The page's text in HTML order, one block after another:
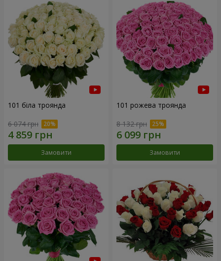
101 біла троянда
6 074 грн
Замовити
101 рожева троянда
8 132 грн
Замовити